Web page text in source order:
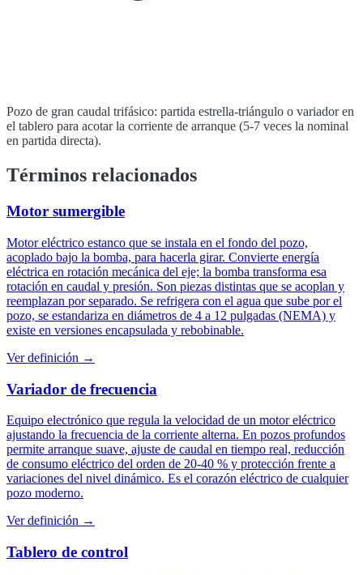
Pozo de gran caudal trifásico: partida estrella-triángulo o variador en
el tablero para acotar la corriente de arranque (5-7 veces la nominal
en partida directa).
Términos relacionados
Motor sumergible
Motor eléctrico estanco que se instala en el fondo del pozo,
acoplado bajo la bomba, para hacerla girar. Convierte energía
eléctrica en rotación mecánica del eje; la bomba transforma esa
rotación en caudal y presión. Son piezas distintas que se acoplan y
reemplazan por separado. Se refrigera con el agua que sube por el
pozo, se estandariza en diámetros de 4 a 12 pulgadas (NEMA) y
existe en versiones encapsulada y rebobinable.
Ver definición →
Variador de frecuencia
Equipo electrónico que regula la velocidad de un motor eléctrico
ajustando la frecuencia de la corriente alterna. En pozos profundos
permite arranque suave, ajuste de caudal en tiempo real, reducción
de consumo eléctrico del orden de 20-40 % y protección frente a
variaciones del nivel dinámico. Es el corazón eléctrico de cualquier
pozo moderno.
Ver definición →
Tablero de control